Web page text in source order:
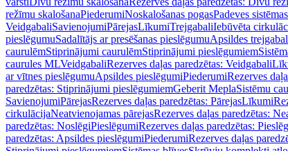
režīmu skalošanaPiederumiNoskalošanas pogasPadeves sistēmas
VeidgabaliSavienojumiPārejasLīkumiTrejgabaliIebūvēta
pieslēgumuSadalītājs ar presēšanas pieslēgumuApsildes
caurulēmStiprinājumi caurulēmStiprinājumi pieslēgumiem
caurules MLVeidgabaliRezerves daļas paredzētas: Veidgabali
ar vītnes pieslēgumuApsildes pieslēgumiPiederumiRezerves
paredzētas: Stiprinājumi pieslēgumiemGeberit MeplaSistēmu
SavienojumiPārejasRezerves daļas paredzētas: PārejasLīkumi
cirkulācijaNeatvienojamas pārejasRezerves daļas paredzētas:
paredzētas: NoslēgiPieslēgumiRezerves daļas paredzētas:
paredzētas: Apsildes pieslēgumiPiederumiRezerves daļas